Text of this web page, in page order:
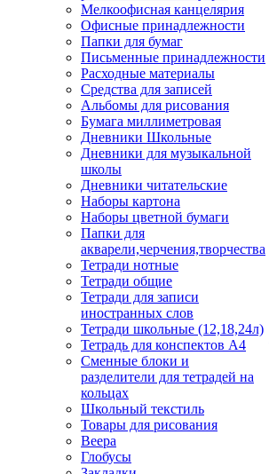
Мелкоофисная канцелярия
Офисные принадлежности
Папки для бумаг
Письменные принадлежности
Расходные материалы
Средства для записей
Альбомы для рисования
Бумага миллиметровая
Дневники Школьные
Дневники для музыкальной
школы
Дневники читательские
Наборы картона
Наборы цветной бумаги
Папки для
акварели,черчения,творчества
Тетради нотные
Тетради общие
Тетради для записи
иностранных слов
Тетради школьные (12,18,24л)
Тетрадь для конспектов А4
Сменные блоки и
разделители для тетрадей на
кольцах
Школьный текстиль
Товары для рисования
Веера
Глобусы